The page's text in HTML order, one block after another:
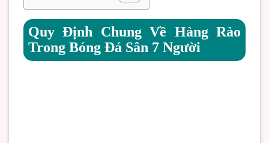
Quy Định Chung Về Hàng Rào
Trong Bóng Đá Sân 7 Người